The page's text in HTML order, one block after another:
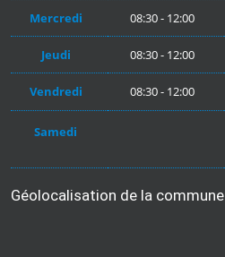
Mercredi 08:30 - 12:00
Jeudi 08:30 - 12:00
Vendredi 08:30 - 12:00
Samedi
Géolocalisation de la commune